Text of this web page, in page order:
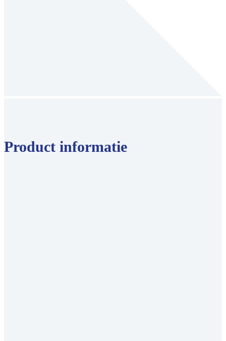
Product informatie